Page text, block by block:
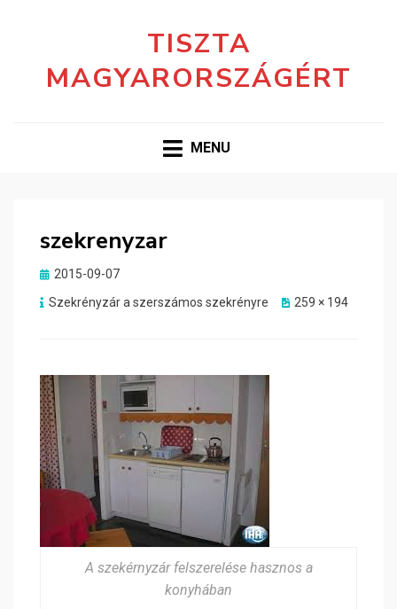
TISZTA
MAGYARORSZÁGÉRT
MENU
szekrenyzar
Posted
2015-09-07
Szekrényzár a szerszámos szekrényre
259 × 194
A szekérnyzár felszerelése hasznos a
konyhában